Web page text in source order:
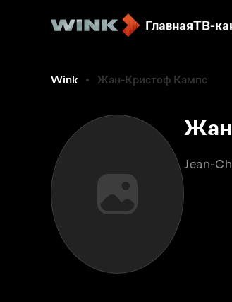
ГлавнаяТВ-
Wink Жан-Кристоф Кампс
Jean-